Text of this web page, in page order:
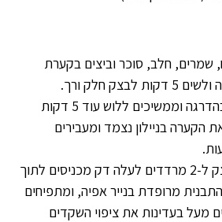
חלב, סוכר וביצים בקערת
חלק ורך.
מוסיפים חמאה בהדרגה וממשיכים ללוש עוד 5 דקות
הקערה בניילון נצמד ומעבירים
מחלקים את הבצק ל-2 מרדדים לעלה דק מכניסים לתוך
מרופדת בנייר אפיה, ומתפיחים
מעל בעדינות את ציפוי השקדים